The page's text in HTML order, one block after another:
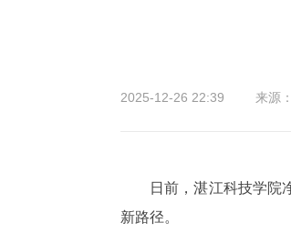
2025-12-26 22:39 来源
日前，湛江科技学院
新路径。